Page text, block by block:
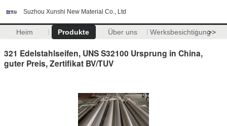
Suzhou Xunshi New Material Co., Ltd
Heim Produkte Über uns Werksbesichtigung>>
321 Edelstahlseifen, UNS S32100 Ursprung in China,
guter Preis, Zertifikat BV/TUV